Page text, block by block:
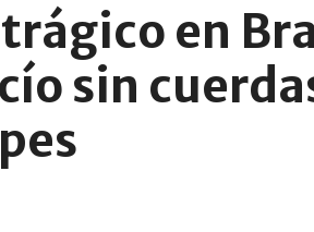
en
sin